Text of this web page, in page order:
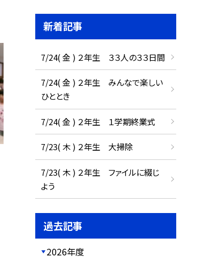
新着記事
7/24( 金 ) ２年生 ３３人の３３日間
7/24( 金 ) ２年生 みんなで楽しい
ひととき
7/24( 金 ) ２年生 １学期終業式
7/23( 木 ) ２年生 大掃除
7/23( 木 ) ２年生 ファイルに綴じ
よう
過去記事
2026年度